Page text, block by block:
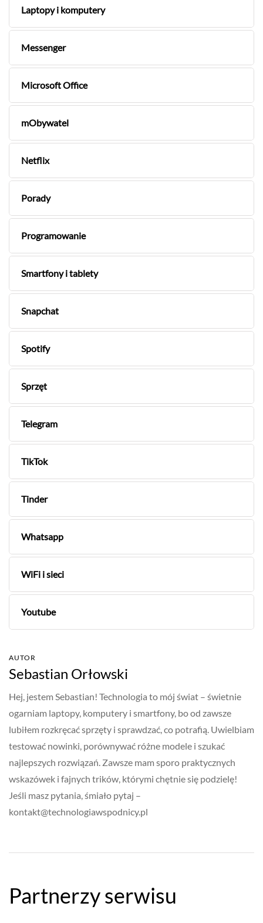
Laptopy i komputery
Messenger
Microsoft Office
mObywatel
Netflix
Porady
Programowanie
Smartfony i tablety
Snapchat
Spotify
Sprzęt
Telegram
TikTok
Tinder
Whatsapp
WiFi i sieci
Youtube
AUTOR
Sebastian Orłowski
Hej, jestem Sebastian! Technologia to mój świat – świetnie
ogarniam laptopy, komputery i smartfony, bo od zawsze
lubiłem rozkręcać sprzęty i sprawdzać, co potrafią. Uwielbiam
testować nowinki, porównywać różne modele i szukać
najlepszych rozwiązań. Zawsze mam sporo praktycznych
wskazówek i fajnych trików, którymi chętnie się podzielę!
Jeśli masz pytania, śmiało pytaj –
kontakt@technologiawspodnicy.pl
Partnerzy serwisu